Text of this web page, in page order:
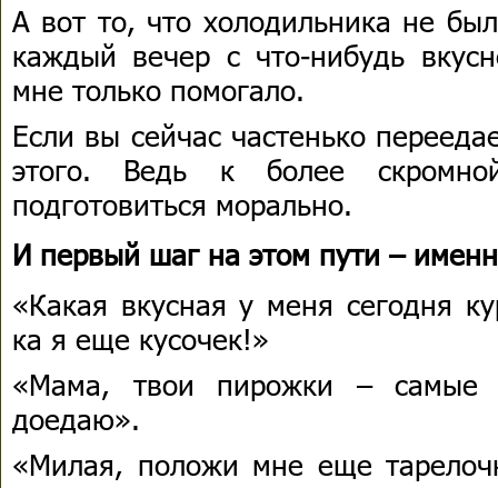
А вот то, что холодильника не
каждый вечер с что-нибудь
мне только помогало.
Если вы сейчас частенько
этого. Ведь к более
подготовиться морально.
И первый шаг на этом пути –
«Какая вкусная у меня сегодня
ка я еще кусочек!»
«Мама, твои пирожки –
доедаю».
«Милая, положи мне еще